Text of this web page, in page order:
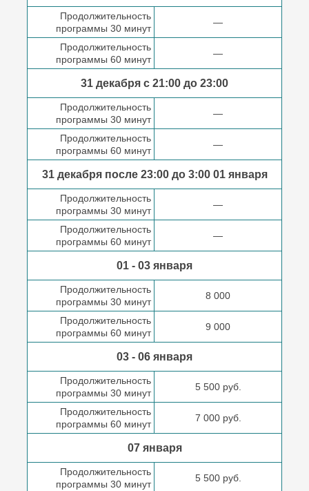
Продолжительность
программы 30 минут
—
Продолжительность
программы 60 минут
—
31 декабря с 21:00 до 23:00
Продолжительность
программы 30 минут
—
Продолжительность
программы 60 минут
—
31 декабря после23:00 до 3:0001 января
Продолжительность
программы 30 минут
—
Продолжительность
программы 60 минут
—
01 - 03 января
Продолжительность
программы 30 минут
8 000
Продолжительность
программы 60 минут
9 000
03 - 06 января
Продолжительность
программы 30 минут
5 500 руб.
Продолжительность
программы 60 минут
7 000 руб.
07 января
Продолжительность
программы 30 минут
5 500 руб.